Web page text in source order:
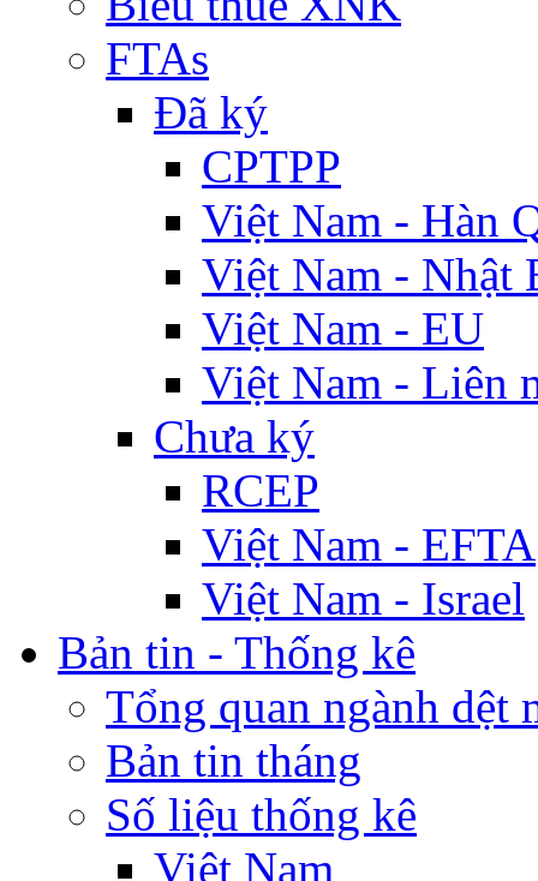
FTAs
Đã ký
CPTPP
Việt Nam - Hàn
Việt Nam - Nhật
Việt Nam - EU
Việt Nam - Liên
Chưa ký
RCEP
Việt Nam - EFTA
Việt Nam - Israel
Bản tin - Thống kê
Tổng quan ngành dệt
Bản tin tháng
Số liệu thống kê
Việt Nam